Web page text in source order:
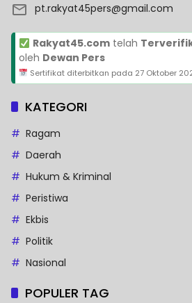
pt.rakyat45pers@gmail.com
Rakyat45.comtelah
oleh Dewan Pers
Sertifikat diterbitkan pada 27 Oktober
KATEGORI
Ragam
Daerah
Hukum & Kriminal
Peristiwa
Ekbis
Politik
Nasional
POPULER TAG